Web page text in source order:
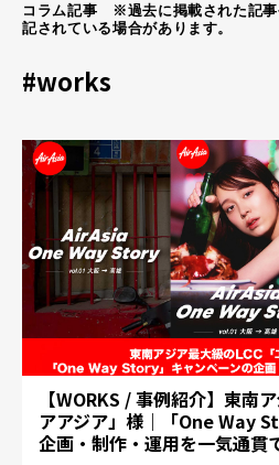
コラム記事 ※過去に掲載された記事
記されている場合があります。
#works
【WORKS / 事例紹介】東南
アアジア」様｜「One Way
企画・制作・運用を一気通貫